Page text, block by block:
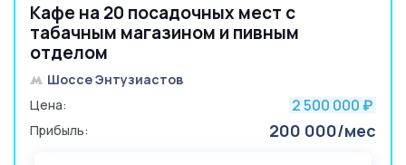
Кафе на 20 посадочных мест с
табачным магазином и пивным
отделом
Шоссе Энтузиастов
Цена:
2 500 000 ₽
Прибыль: 200 000/мес